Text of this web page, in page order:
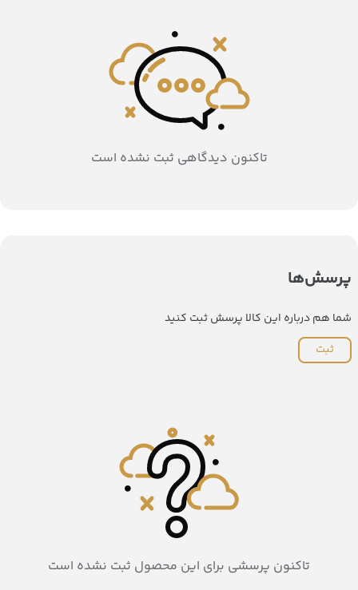
تاکنون دیدگاهی ثبت نشده است
پرسش‌ها
شما هم درباره این کالا پرسش ثبت کنید
ثبت
تاکنون پرسشی برای این محصول ثبت نشده است